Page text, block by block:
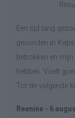
Een tijd lang
gevonden in
betrokken en
hebben. Voelt
Tot de volgende
Reenine - 6